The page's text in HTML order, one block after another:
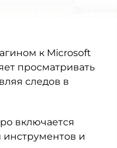
к Microsoft
просматривать
следов в
включается
и